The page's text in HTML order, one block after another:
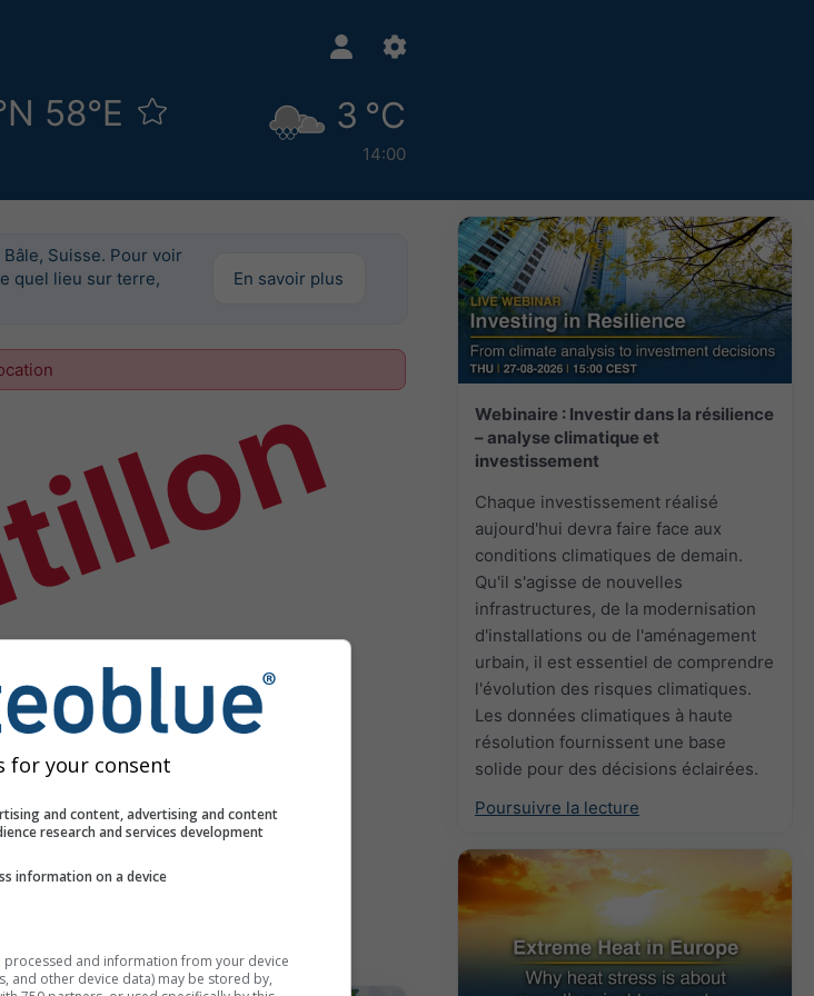
58°E 3 °C
14:00
Webinaire : Investir dans la résilience
– analyse climatique et
investissement
Chaque investissement réalisé
aujourd'hui devra faire face aux
conditions climatiques de demain.
Qu'il s'agisse de nouvelles
infrastructures, de la modernisation
d'installations ou de l'aménagement
urbain, il est essentiel de comprendre
l'évolution des risques climatiques.
Les données climatiques à haute
résolution fournissent une base
solide pour des décisions éclairées.
Poursuivre la lecture
Suisse. Pour voir
quel lieu sur terre,
En savoir plus
for your consent
and content, advertising and content
research and services development
information on a device
and information from your device
and other device data) may be stored by,